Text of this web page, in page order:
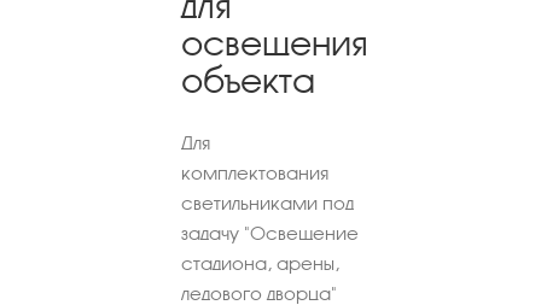
освещения
объекта
Для
комплектования
светильниками под
задачу "Освещение
стадиона, арены,
ледового дворца"